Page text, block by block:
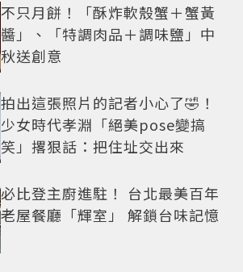
不只月餅！「酥炸軟殼蟹＋蟹黃
醬」、「特調肉品＋調味鹽」中
秋送創意
拍出這張照片的記者小心了🤣！
少女時代孝淵「絕美pose變搞
笑」撂狠話：把住址交出來
必比登主廚進駐！ 台北最美百年
老屋餐廳「輝室」 解鎖台味記憶